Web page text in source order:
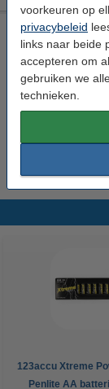
voorkeuren op
privacybeleid
links naar beide
accepteren om
gebruiken we
technieken.
123inkt
multipack zwart/
123accu Xtreme
Penlite AA